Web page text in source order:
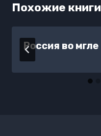
Похожие книги
Россия во мгле